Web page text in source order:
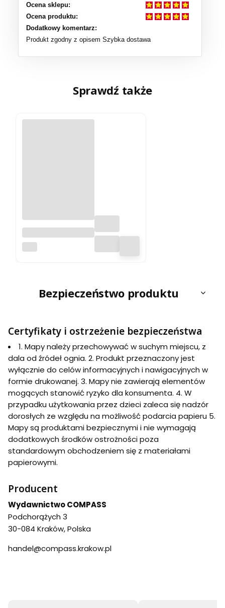
Ocena sklepu:
Ocena produktu:
Dodatkowy komentarz:
Produkt zgodny z opisem Szybka dostawa
Sprawdź także
PTTK. Wyd. 2026
Bezpieczeństwo produktu
Certyfikaty i ostrzeżenie bezpieczeństwa
1. Mapy należy przechowywać w suchym miejscu, z
dala od źródeł ognia. 2. Produkt przeznaczony jest
wyłącznie do celów informacyjnych i nawigacyjnych w
formie drukowanej. 3. Mapy nie zawierają elementów
mogących stanowić ryzyko dla konsumenta. 4. W
przypadku użytkowania przez dzieci zaleca się nadzór
dorosłych ze względu na możliwość podarcia papieru 5.
Mapy są produktami bezpiecznymi i nie wymagają
dodatkowych środków ostrożności poza
standardowym obchodzeniem się z materiałami
papierowymi.
Producent
Wydawnictwo COMPASS
Podchorążych 3
30-084 Kraków, Polska
handel@compass.krakow.pl